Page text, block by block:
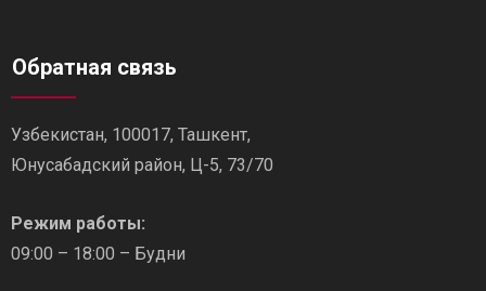
Обратная связь
Узбекистан, 100017, Ташкент,
Юнусабадский район, Ц-5, 73/70
Режим работы:
09:00 – 18:00 – Будни